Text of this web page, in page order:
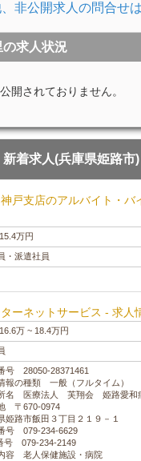
非公開求人の問合せ
求人状況
開されておりません。
新着求人(兵庫県姫路市)
戸支店のアルバイト・バ
万円
・派遣社員
ーネットサービス - 求人
万 ~ 18.4万円
号 28050-28371461
報の種類 一般（フルタイム）
名 医療法人 芙翔会 姫路愛和
〒670-0974
姫路市飯田３丁目２１９－１
号 079-234-6629
号 079-234-2149
容 老人保健施設・病院